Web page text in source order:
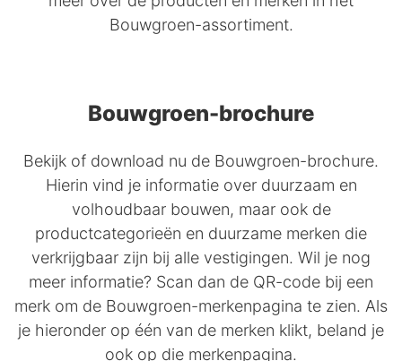
Bouwgroen-assortiment.
Bouwgroen-brochure
Bekijk of download nu de Bouwgroen-brochure.
Hierin vind je informatie over duurzaam en
volhoudbaar bouwen, maar ook de
productcategorieën en duurzame merken die
verkrijgbaar zijn bij alle vestigingen. Wil je nog
meer informatie? Scan dan de QR-code bij een
merk om de Bouwgroen-merkenpagina te zien. Als
je hieronder op één van de merken klikt, beland je
ook op die merkenpagina.